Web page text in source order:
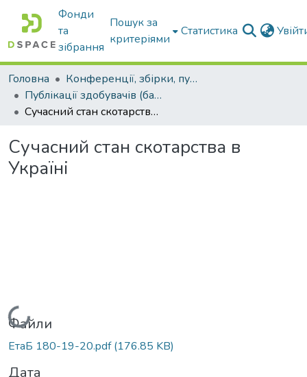
Фонди
та
зібрання
Пошук за
критеріями
Статистика
Головна
Конференції, збірки, публікації молодих вчених і здобувачів : магістрів, бакалаврів, аспірантів.
Публікації здобувачів (бакалаврів. магістрів, аспірантів)
Сучасний стан скотарства в Україні
Сучасний стан скотарства в
Україні
Вантажиться...
Файли
ЕтаБ 180-19-20.pdf(176.85 KB)
Дата